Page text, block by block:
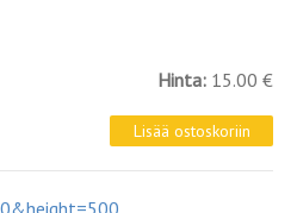
Hinta: 15.00 €